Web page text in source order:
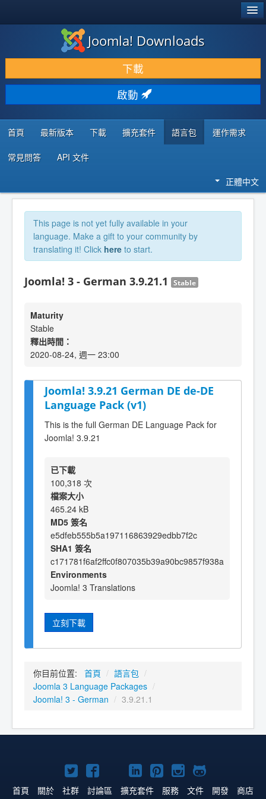
下載 & 擴充
發現 & 學習
社群 & 支援
程式者資源
Joomla! Downloads
下載
啟動
首頁 最新版本 下載 擴充套件 語言包 運作需求
常見問答 API 文件
正體中文
This page is not yet fully available in your
language. Make a gift to your community by
translating it! Click here to start.
Joomla! 3 - German 3.9.21.1 Stable
Maturity
Stable
釋出時間：
2020-08-24, 週一 23:00
Joomla! 3.9.21 German DE de-DE
Language Pack (v1)
This is the full German DE Language Pack for
Joomla! 3.9.21
已下載
100,318 次
檔案大小
465.24 kB
MD5 簽名
e5dfeb555b5a197116863929edbb7f2c
SHA1 簽名
c171781f6af2ffc0f807035b39a90bc9857f938a
Environments
Joomla! 3 Translations
立刻下載
你目前位置: 首頁 / 語言包 /
Joomla 3 Language Packages /
Joomla! 3 - German / 3.9.21.1
Twitter
上
Facebook
上
YouTube
上
Linkedln
上
Pinterest
上
Instagram
上
GitHub
上
首頁 關於 社群 討論區 擴充套件 服務 文件 開發 商店